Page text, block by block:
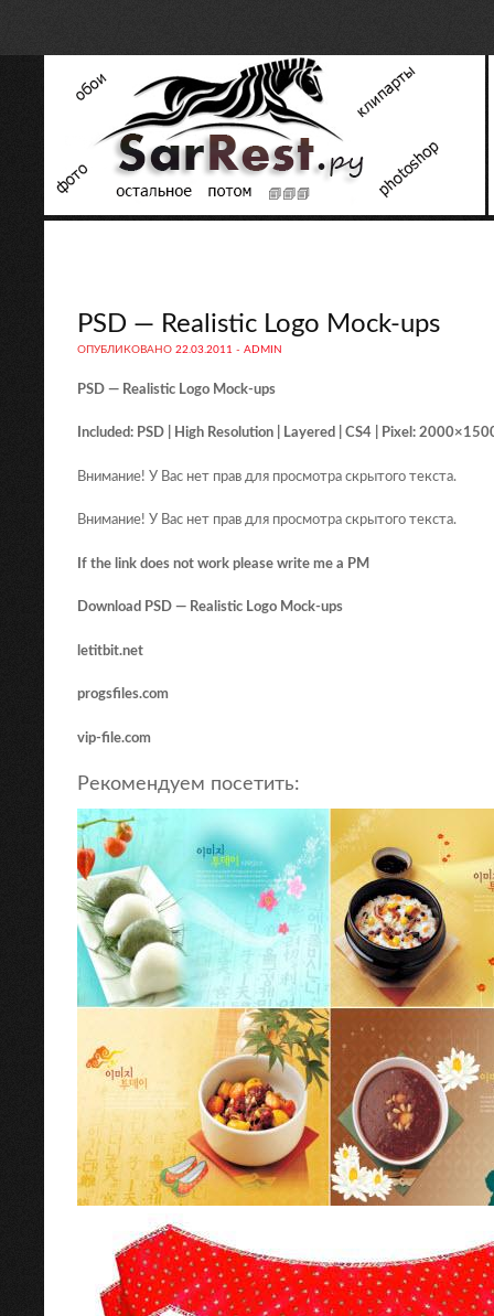
PSD — Realistic Logo Mock-ups
ОПУБЛИКОВАНО 22.03.2011 - ADMIN
PSD — Realistic Logo Mock-ups
Included: PSD | High Resolution | Layered | CS4 | Pixel:
Внимание! У Вас нет прав для просмотра скрытого текста.
Внимание! У Вас нет прав для просмотра скрытого текста.
If the link does not work please write me a PM
Download PSD — Realistic Logo Mock-ups
letitbit.net
progsfiles.com
vip-file.com
Рекомендуем посетить: